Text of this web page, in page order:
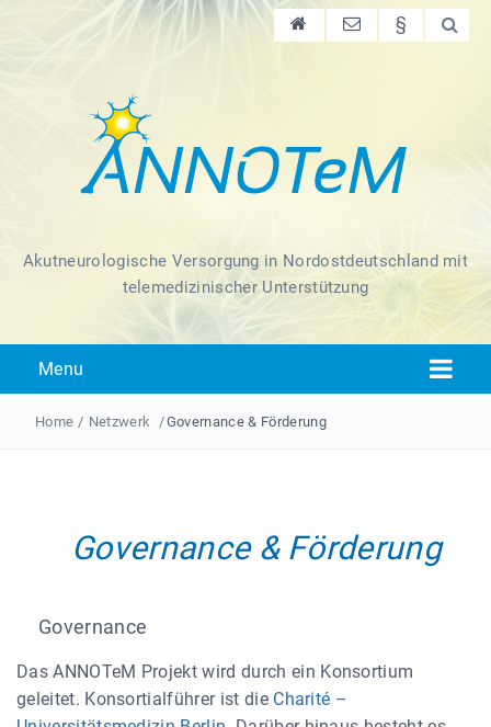
§
Akutneurologische Versorgung in Nordostdeutschland mit
telemedizinischer Unterstützung
Menu
Home / Netzwerk /Governance & Förderung
Governance & Förderung
Governance
Das ANNOTeM Projekt wird durch ein Konsortium
geleitet. Konsortialführer ist die Charité –